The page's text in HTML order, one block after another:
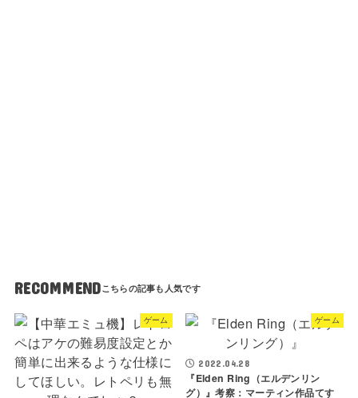
RECOMMEND
ゲーム ゲーム
2022.04.28
『Elden Ring（エルデンリン
グ）』考察：マーティン作品てす